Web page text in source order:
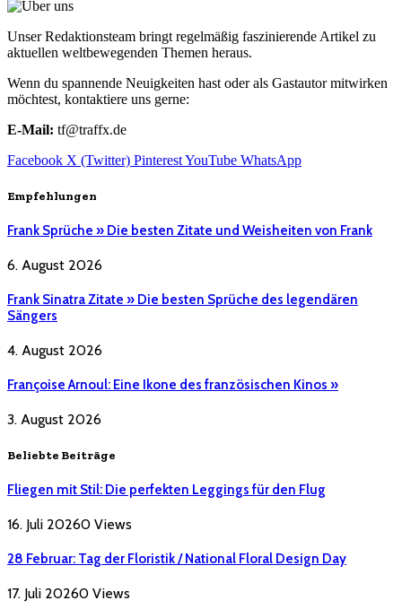
Unser Redaktionsteam bringt regelmäßig faszinierende Artikel zu
aktuellen weltbewegenden Themen heraus.
Wenn du spannende Neuigkeiten hast oder als Gastautor mitwirken
möchtest, kontaktiere uns gerne:
E-Mail: tf@traffx.de
Facebook X (Twitter) PinterestYouTube WhatsApp
Empfehlungen
Frank Sprüche » Die besten Zitate und Weisheiten von Frank
6. August 2026
Frank Sinatra Zitate » Die besten Sprüche des legendären
Sängers
4. August 2026
Françoise Arnoul: Eine Ikone des französischen Kinos »
3. August 2026
Beliebte Beiträge
Fliegen mit Stil: Die perfekten Leggings für den Flug
16. Juli 20260 Views
28 Februar: Tag der Floristik / National Floral Design Day
17. Juli 20260 Views